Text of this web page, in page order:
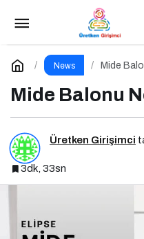
News Mide
Mide Balonu
Üretken Girişimci
3dk, 33sn
Güç Kaynağı